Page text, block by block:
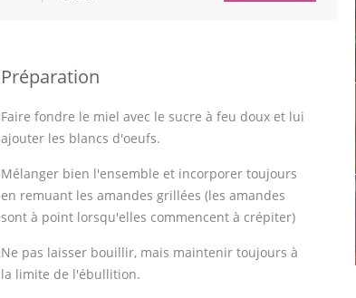
Préparation
Faire fondre le miel avec le sucre à feu doux et lui
ajouter les blancs d'oeufs.
Mélanger bien l'ensemble et incorporer toujours
en remuant les amandes grillées (les amandes
sont à point lorsqu'elles commencent à crépiter)
Ne pas laisser bouillir, mais maintenir toujours à
la limite de l'ébullition.